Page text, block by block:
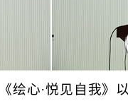
绘心·悦见自我》